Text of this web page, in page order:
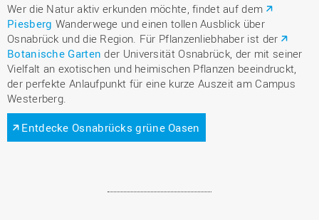
Wer die Natur aktiv erkunden möchte, findet auf dem
Piesberg Wanderwege und einen tollen Ausblick über
Osnabrück und die Region. Für Pflanzenliebhaber ist der
Botanische Garten der Universität Osnabrück, der mit seiner
Vielfalt an exotischen und heimischen Pflanzen beeindruckt,
der perfekte Anlaufpunkt für eine kurze Auszeit am Campus
Westerberg.
Entdecke Osnabrücks grüne Oasen